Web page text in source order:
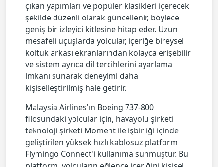
çıkan yapımları ve popüler klasikleri içerecek
şekilde düzenli olarak güncellenir, böylece
geniş bir izleyici kitlesine hitap eder. Uzun
mesafeli uçuşlarda yolcular, içeriğe bireysel
koltuk arkası ekranlarından kolayca erişebilir
ve sistem ayrıca dil tercihlerini ayarlama
imkanı sunarak deneyimi daha
kişiselleştirilmiş hale getirir.
Malaysia Airlines'ın Boeing 737-800
filosundaki yolcular için, havayolu şirketi
teknoloji şirketi Moment ile işbirliği içinde
geliştirilen yüksek hızlı kablosuz platform
Flymingo Connect'i kullanıma sunmuştur. Bu